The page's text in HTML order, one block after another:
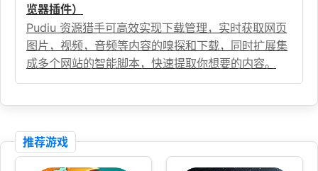
览器插件）
Pudiu 资源猎手可高效实现下载管理，实时获取网页
图片，视频，音频等内容的嗅探和下载，同时扩展集
成多个网站的智能脚本，快速提取你想要的内容。
推荐游戏